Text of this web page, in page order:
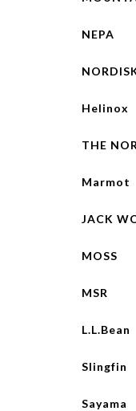
NEPA
Helinox
THE
Marmot
JACK
MOSS
MSR
L.L.Bean
Slingfin
Sayama